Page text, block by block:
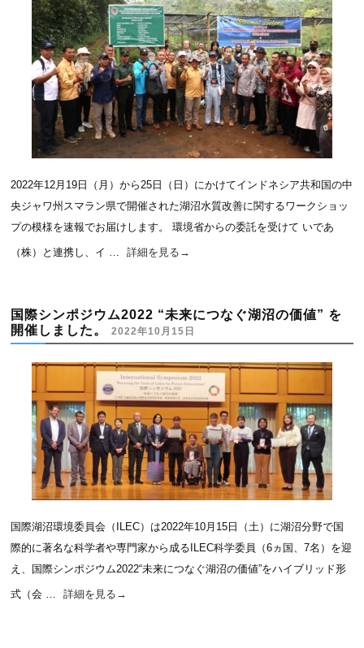
2022年12月19日（月）から25日（日）にかけてインドネシア共和国の中
央ジャワ州スマラン県で開催された湖沼水質改善に関するワークショッ
プの模様を速報でお届けします。 環境省からの委託を受けて いであ
（株）と連携し、イ … 詳細を見る →
国際シンポジウム2022 “未来につなぐ湖沼の価値” を
開催しました。
2022年10月15日
国際湖沼環境委員会（ILEC）は2022年10月15日（土）に湖沼分野で国
際的に著名な科学者や専門家から成るILEC科学委員（6ヵ国、7名）を迎
え、国際シンポジウム2022“未来につなぐ湖沼の価値”をハイブリッド形
式（会 … 詳細を見る →